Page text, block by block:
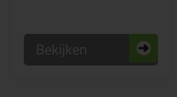
Bekijken